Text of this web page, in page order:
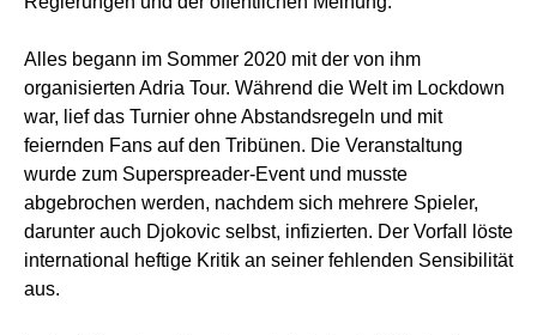
Alles begann im Sommer 2020 mit der von ihm
organisierten Adria Tour. Während die Welt im Lockdown
war, lief das Turnier ohne Abstandsregeln und mit
feiernden Fans auf den Tribünen. Die Veranstaltung
wurde zum Superspreader-Event und musste
abgebrochen werden, nachdem sich mehrere Spieler,
darunter auch Djokovic selbst, infizierten. Der Vorfall löste
international heftige Kritik an seiner fehlenden Sensibilität
aus.